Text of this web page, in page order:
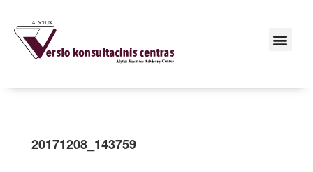
20171208_143759